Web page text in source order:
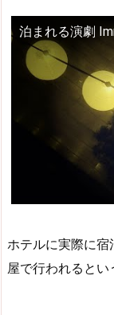
泊まれる演劇
ホテルに実際に宿
屋で行われるとい